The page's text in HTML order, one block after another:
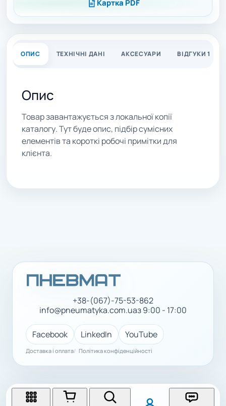
Картка PDF
ОПИС ТЕХНІЧНІ ДАНІ АКСЕСУАРИ ВІДГУКИ 1
Опис
Товар завантажується з локальної копії
каталогу. Тут буде опис, підбір сумісних
елементів та короткі робочі примітки для
клієнта.
+38-(067)-75-53-862
info@pneumatyka.com.uaз 9:00 - 17:00
Facebook LinkedIn YouTube
Доставка і оплата Політика конфіденційності